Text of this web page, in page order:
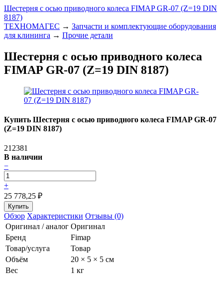
Шестерня с осью приводного колеса FIMAP GR-07 (Z=19 DIN
8187)
ТЕХНОМАГЕС → Запчасти и комплектующие оборудования
для клининга → Прочие детали
Шестерня с осью приводного колеса
FIMAP GR-07 (Z=19 DIN 8187)
Купить Шестерня с осью приводного колеса FIMAP GR-07
(Z=19 DIN 8187)
212381
В наличии
−
+
25 778,25 ₽
Обзор Характеристики Отзывы (0)
Оригинал / аналог Оригинал
Бренд
Fimap
Товар/услуга
Товар
Объём
20 × 5 × 5 см
Вес
1 кг